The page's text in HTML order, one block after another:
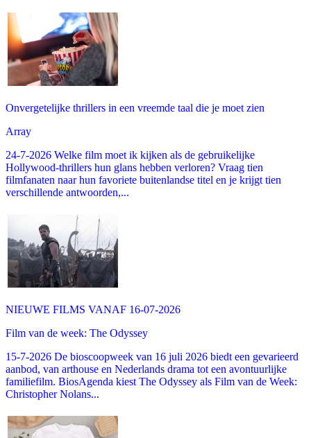
Onvergetelijke thrillers in een vreemde taal die je moet zien
Array
24-7-2026 Welke film moet ik kijken als de gebruikelijke
Hollywood-thrillers hun glans hebben verloren? Vraag tien
filmfanaten naar hun favoriete buitenlandse titel en je krijgt tien
verschillende antwoorden,...
NIEUWE FILMS VANAF 16-07-2026
Film van de week: The Odyssey
15-7-2026 De bioscoopweek van 16 juli 2026 biedt een gevarieerd
aanbod, van arthouse en Nederlands drama tot een avontuurlijke
familiefilm. BiosAgenda kiest The Odyssey als Film van de Week:
Christopher Nolans...